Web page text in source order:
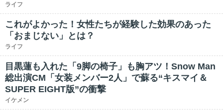
ライフ
これがよかった！女性たちが経験した効果のあった
「おまじない」とは？
ライフ
目黒蓮も入れた「9脚の椅子」も胸アツ！Snow Man
総出演CM「女装メンバー2人」で蘇る“キスマイ＆
SUPER EIGHT版”の衝撃
イケメン